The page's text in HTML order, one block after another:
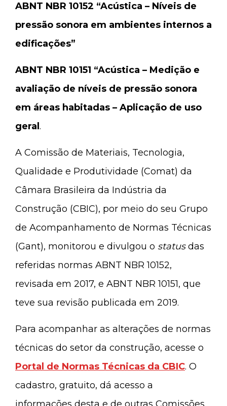
ABNT NBR 10152 “Acústica – Níveis de
pressão sonora em ambientes internos a
edificações”
ABNT NBR 10151 “Acústica – Medição e
avaliação de níveis de pressão sonora
em áreas habitadas – Aplicação de uso
geral .
A Comissão de Materiais, Tecnologia,
Qualidade e Produtividade (Comat) da
Câmara Brasileira da Indústria da
Construção (CBIC), por meio do seu Grupo
de Acompanhamento de Normas Técnicas
(Gant), monitorou e divulgou o statusdas
referidas normas ABNT NBR 10152,
revisada em 2017, e ABNT NBR 10151, que
teve sua revisão publicada em 2019.
Para acompanhar as alterações de normas
técnicas do setor da construção, acesse o
Portal de Normas Técnicas da CBIC. O
cadastro, gratuito, dá acesso a